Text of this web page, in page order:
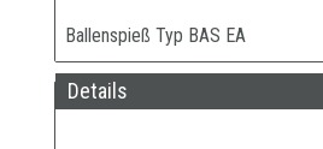
Ballenspieß Typ BAS EA
Details